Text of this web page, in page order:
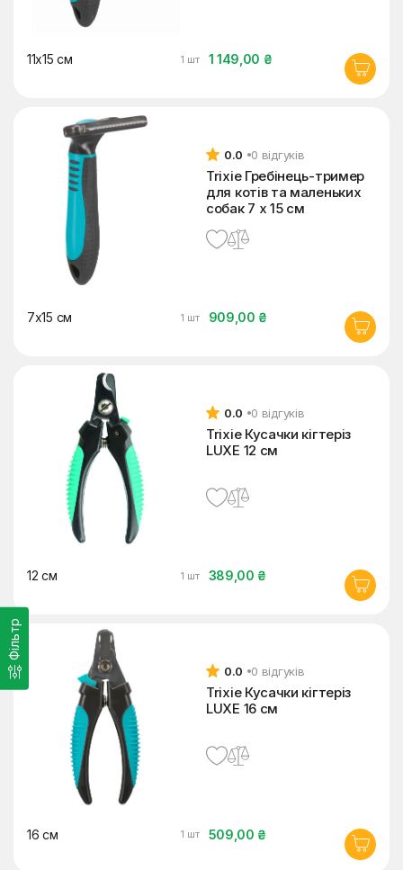
Фільтр
1 149,00 ₴
11х15 см 1 шт
0.0 0 відгуків
Trixie Гребінець-тример
для котів та маленьких
собак 7 x 15 см
909,00 ₴
7х15 см 1 шт
0.0 0 відгуків
Trixie Кусачки кігтеріз
LUXE 12 см
389,00 ₴
12 см 1 шт
0.0 0 відгуків
Trixie Кусачки кігтеріз
LUXE 16 см
509,00 ₴
16 см 1 шт